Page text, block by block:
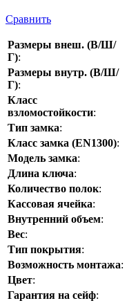
Сравнить
Размеры внеш. (В/Ш/
Г):
Размеры внутр. (В/Ш/
Г):
Класс
взломостойкости:
Тип замка:
Класс замка (EN1300):
Модель замка:
Длина ключа:
Количество полок:
Кассовая ячейка:
Внутренний объем:
Вес:
Тип покрытия:
Возможность монтажа:
Цвет:
Гарантия на сейф: